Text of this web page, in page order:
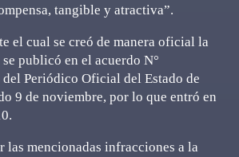
tangible y atractiva”.
el cual se creó de manera oficial la
publicó en el acuerdo N°
Periódico Oficial del Estado de
9 de noviembre, por lo que entró en
las mencionadas infracciones a la